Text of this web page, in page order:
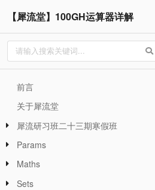
【犀流堂】100GH运算器详解
前言
关于犀流堂
犀流研习班二十三期寒假班
Params
Maths
Sets